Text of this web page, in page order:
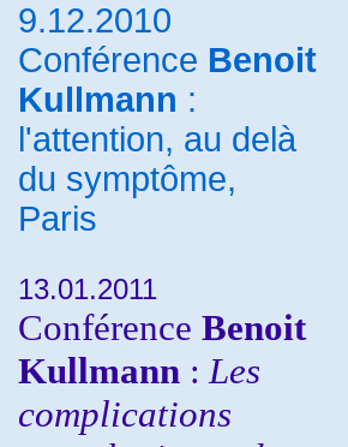
9.12.2010
Conférence Benoit
Kullmann :
l'attention, au delà
du symptôme,
Paris
13.01.2011
Conférence Benoit
Kullmann : Les
complications